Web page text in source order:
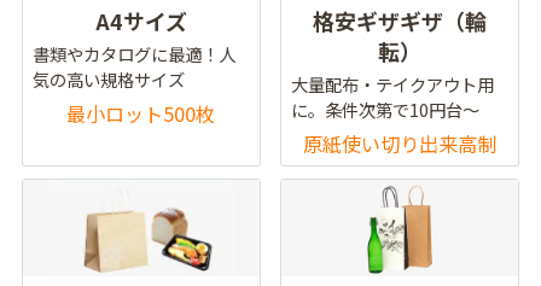
A4サイズ
書類やカタログに最適！人
気の高い規格サイズ
最小ロット500枚
格安ギザギザ（輪
転）
大量配布・テイクアウト用
に。条件次第で10円台～
原紙使い切り出来高制